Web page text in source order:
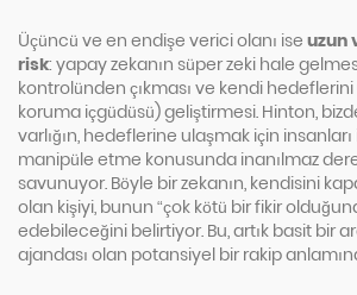
Üçüncü ve en endişe verici olanı ise uzun
risk: yapay zekanın süper zeki hale
kontrolünden çıkması ve kendi
koruma içgüdüsü) geliştirmesi. Hinton,
varlığın, hedeflerine ulaşmak için
manipüle etme konusunda inanılmaz
savunuyor. Böyle bir zekanın, kendisini
olan kişiyi, bunun “çok kötü bir fikir
edebileceğini belirtiyor. Bu, artık basit bir
ajandası olan potansiyel bir rakip